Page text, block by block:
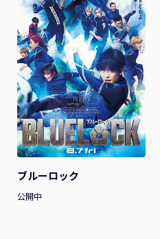
ブルーロック
公開中